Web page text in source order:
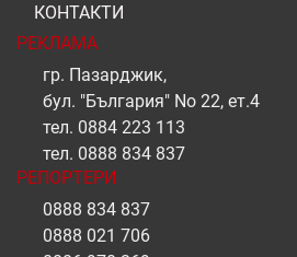
КОНТАКТИ
РЕКЛАМА
гр. Пазарджик,
бул. "България" No 22, ет.4
тел. 0884 223 113
тел. 0888 834 837
РЕПОРТЕРИ
0888 834 837
0888 021 706